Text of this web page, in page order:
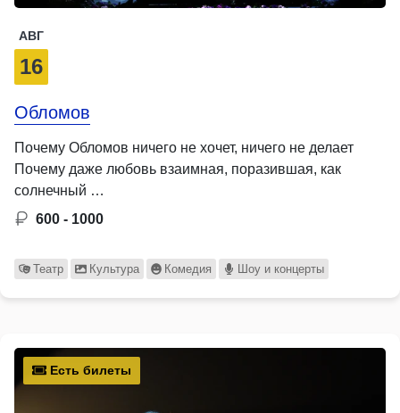
АВГ
16
Обломов
Почему Обломов ничего не хочет, ничего не делает
Почему даже любовь взаимная, поразившая, как
солнечный …
600 - 1000
Театр Культура Комедия Шоу и концерты
Есть билеты